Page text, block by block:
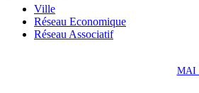
Ville
Réseau Economique
Réseau Associatif
MAI